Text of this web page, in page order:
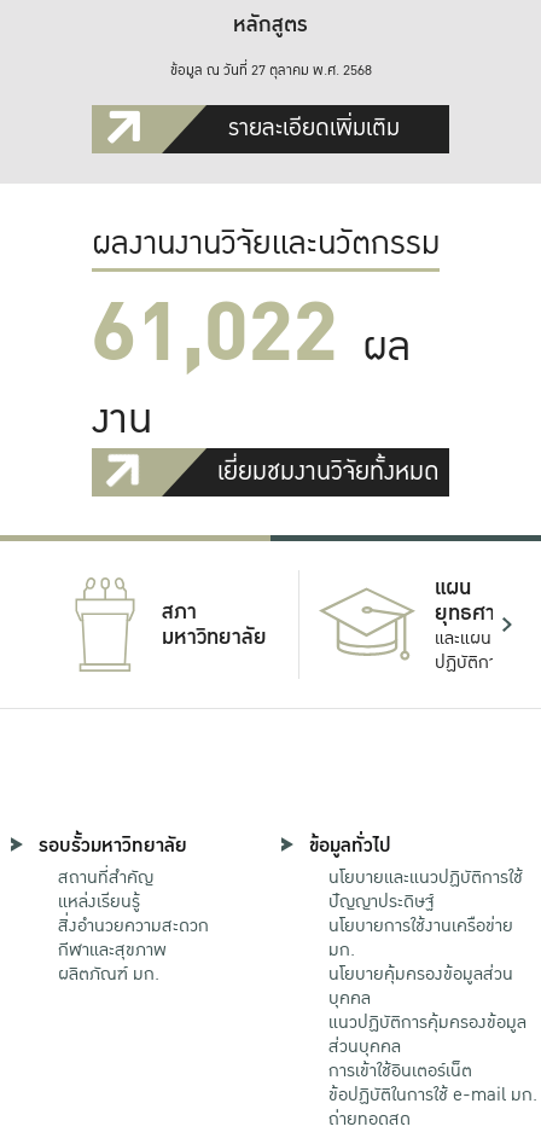
หลักสูตร
ข้อมูล ณ วันที่ 27 ตุลาคม พ.ศ. 2568
รายละเอียดเพิ่มเติม
ผลงานงานวิจัยและนวัตกรรม
61,022 ผล
งาน
เยี่ยมชมงานวิจัยทั้งหมด
สภา
มหาวิทยาลัย
แผน
ยุทธศาสตร์
และแผน
ปฏิบัติการ
รอบรั้วมหาวิทยาลัย
สถานที่สำคัญ
แหล่งเรียนรู้
สิ่งอำนวยความสะดวก
กีฬาและสุขภาพ
ผลิตภัณฑ์ มก.
ข้อมูลทั่วไป
นโยบายและแนวปฏิบัติการใช้
ปัญญาประดิษฐ์
นโยบายการใช้งานเครือข่าย
มก.
นโยบายคุ้มครองข้อมูลส่วน
บุคคล
แนวปฏิบัติการคุ้มครองข้อมูล
ส่วนบุคคล
การเข้าใช้อินเตอร์เน็ต
ข้อปฏิบัติในการใช้ e-mail มก.
ถ่ายทอดสด